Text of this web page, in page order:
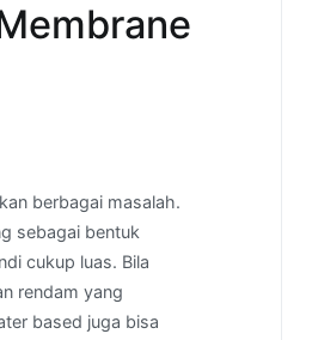
berbagai masalah.
sebagai bentuk
cukup luas. Bila
rendam yang
based juga bisa